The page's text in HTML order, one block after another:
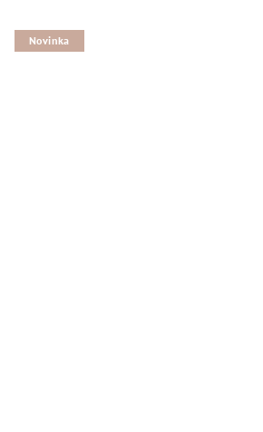
Novinka